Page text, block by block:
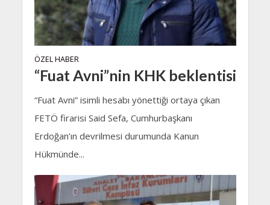
ÖZEL HABER
“Fuat Avni”nin KHK beklentisi
“Fuat Avni” isimli hesabı yönettiği ortaya çıkan
FETÖ firarisi Said Sefa, Cumhurbaşkanı
Erdoğan’ın devrilmesi durumunda Kanun
Hükmünde...